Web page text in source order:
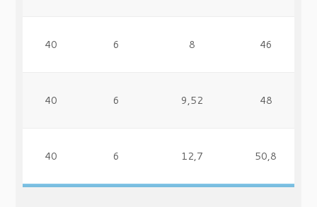
40 6 8 46
40 6 9,52 48
40 6 12,7 50,8